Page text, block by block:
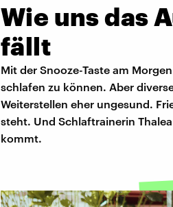
Wie uns das
fällt
Mit der Snooze-Taste am
schlafen zu können. Aber
Weiterstellen eher ungesund.
steht. Und Schlaftrainerin
kommt.